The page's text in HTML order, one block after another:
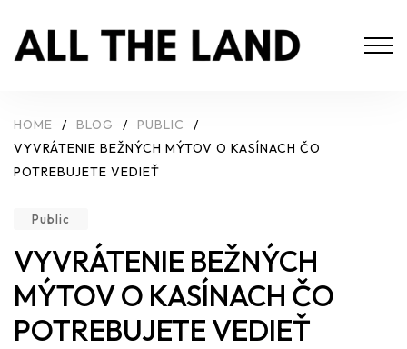
HOME / BLOG / PUBLIC
/
VYVRÁTENIE BEŽNÝCH MÝTOV O KASÍNACH ČO
POTREBUJETE VEDIEŤ
Public
VYVRÁTENIE BEŽNÝCH
MÝTOV O KASÍNACH ČO
POTREBUJETE VEDIEŤ